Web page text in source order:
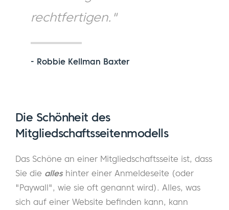
rechtfertigen."
- Robbie Kellman Baxter
Die Schönheit des
Mitgliedschaftsseitenmodells
Das Schöne an einer Mitgliedschaftsseite ist, dass
Sie die alleshinter einer Anmeldeseite (oder
"Paywall", wie sie oft genannt wird). Alles, was
sich auf einer Website befinden kann, kann